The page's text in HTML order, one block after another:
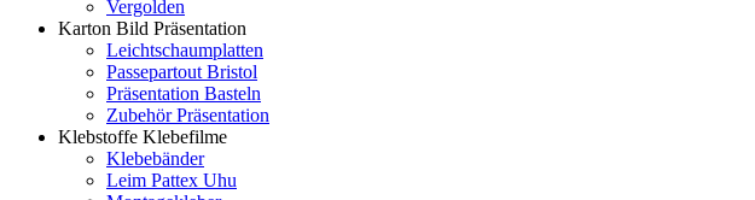
Vergolden
Karton Bild Präsentation
Leichtschaumplatten
Passepartout Bristol
Präsentation Basteln
Zubehör Präsentation
Klebstoffe Klebefilme
Klebebänder
Leim Pattex Uhu